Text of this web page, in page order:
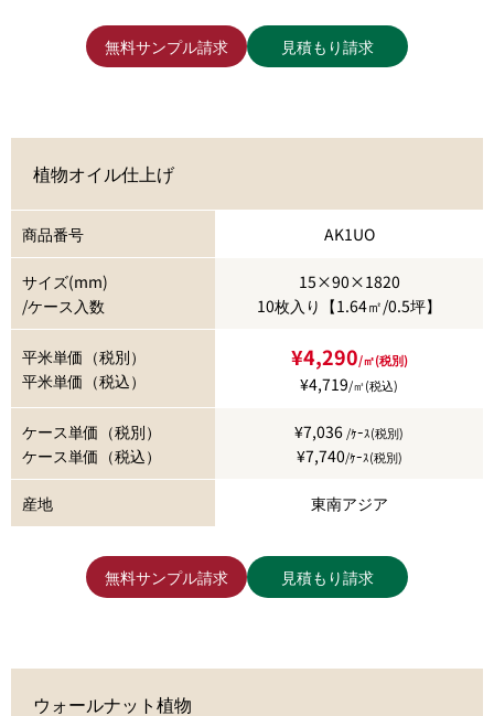
無料サンプル請求 見積もり請求
植物オイル仕上げ
商品番号 AK1UO
サイズ(mm)
/ケース入数
15×90×1820
10枚入り【1.64㎡/0.5坪】
平米単価（税別）
平米単価（税込）
¥4,290/㎡(税別)
¥4,719/㎡(税込)
ケース単価（税別）
ケース単価（税込）
¥7,036/ｹｰｽ(税別)
¥7,740/ｹｰｽ(税別)
産地 東南アジア
無料サンプル請求 見積もり請求
ウォールナット植物